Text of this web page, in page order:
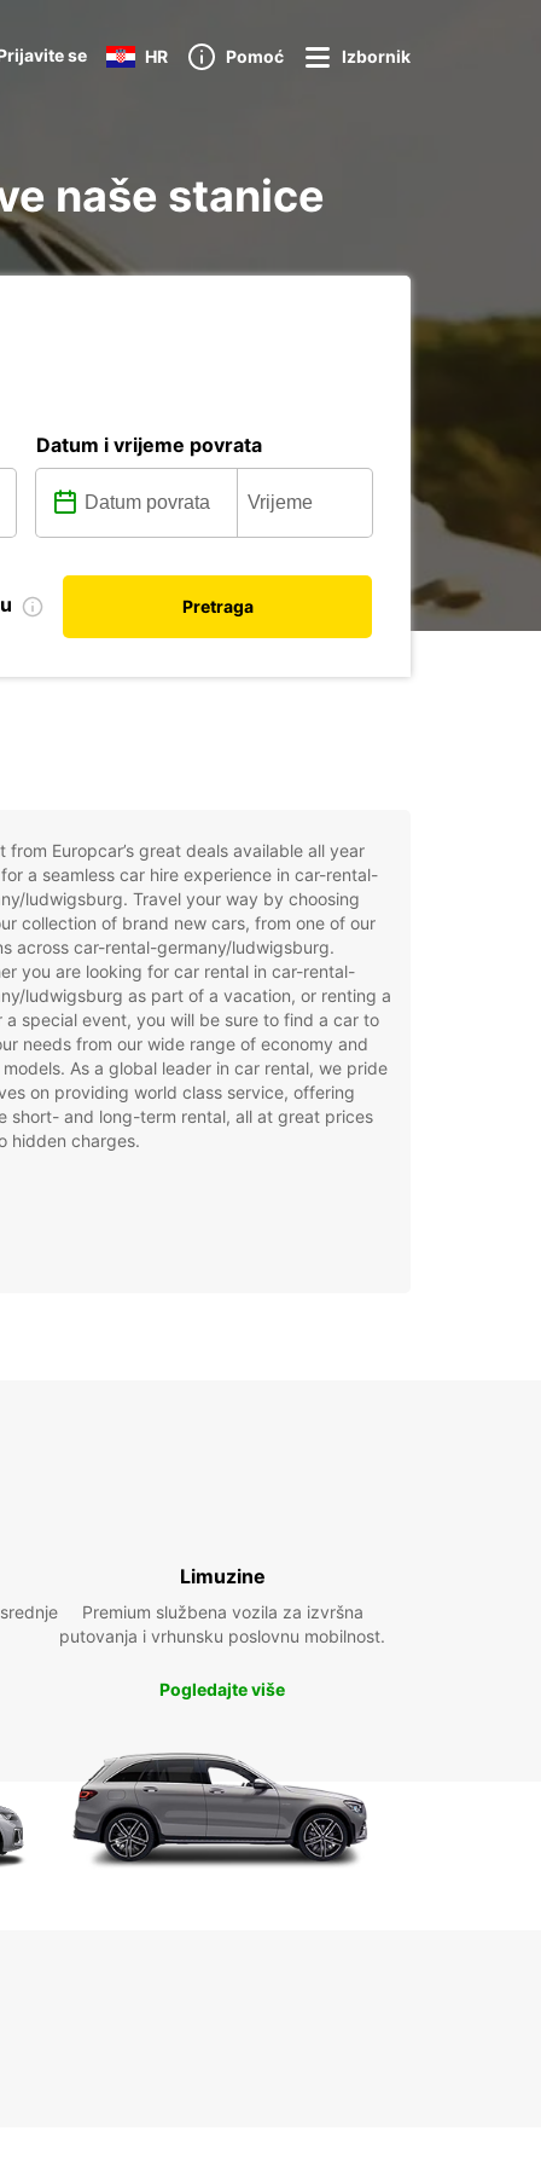
se HR Pomoć Izbornik
naše stanice
Datum i vrijeme povrata
Pretraga
from Europcar’s great deals available all year
a seamless car hire experience in car-rental-
ludwigsburg. Travel your way by choosing
collection of brand new cars, from one of our
across car-rental-germany/ludwigsburg.
you are looking for car rental in car-rental-
ludwigsburg as part of a vacation, or renting a
a special event, you will be sure to find a car to
needs from our wide range of economy and
As a global leader in car rental, we pride
on providing world class service, offering
short- and long-term rental, all at great prices
hidden charges.
Limuzine
Premium službena vozila za izvršna
putovanja i vrhunsku poslovnu mobilnost.
Pogledajte više